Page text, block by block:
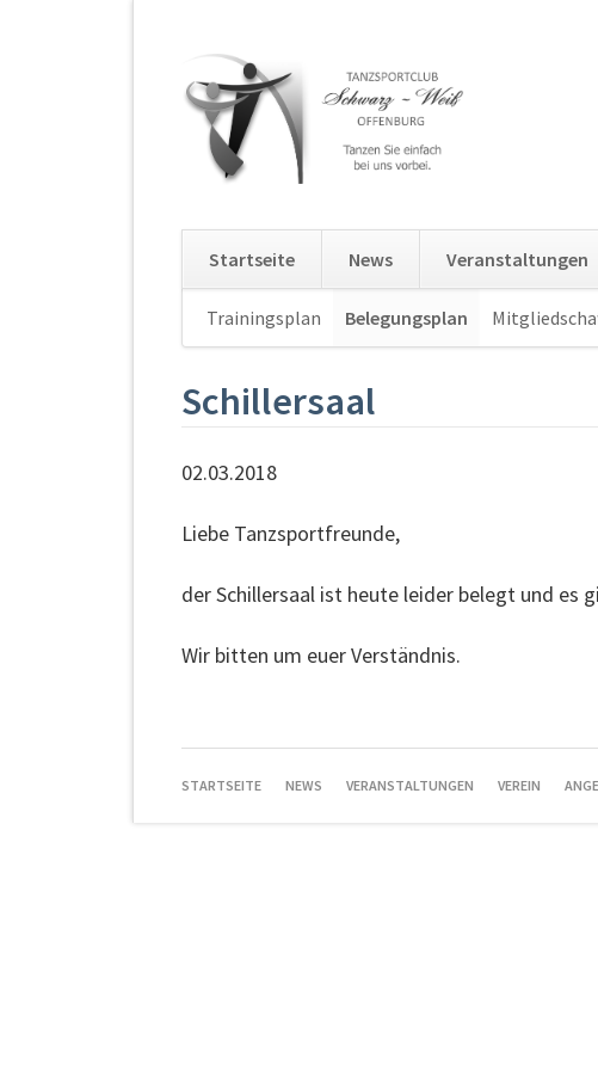
Startseite News Veranstaltungen
überspringen
Trainingsplan Belegungsplan
Schillersaal
02.03.2018
Liebe Tanzsportfreunde,
der Schillersaal ist heute leider belegt und es
Wir bitten um euer Verständnis.
NAVIGATION
STARTSEITE NEWS VERANSTALTUNGEN VEREIN